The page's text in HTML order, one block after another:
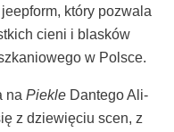
któ­ry pozwa­la
cie­ni i bla­sków
w Polsce.
na Pie­kle Dan­te­go Ali­
z dzie­wię­ciu scen, z